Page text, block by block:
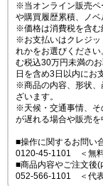
※当オンライン販売ペ
や購買履歴累積、ノベ
※価格は消費税を含む
※お支払いはクレジッ
れかをお選びくださ
む税込30万円未満の
日を含め3日以内にお
※商品の内容、形状、
ざいます。
※天候・交通事情、そ
が遅れる場合や販売を
■操作に関するお問い
0120-45-1101 ＜無
■商品内容やご注文後
052-566-1101 ＜代